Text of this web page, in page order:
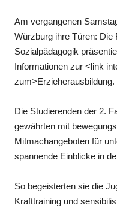
Am vergangenen
Würzburg ihre Türen: Die
Sozialpädagogik
Informationen zur <link
zum>Erzieherausbildung.
Die Studierenden der 2.
gewährten mit
Mitmachangeboten für
spannende Einblicke in
So begeisterten sie die
Krafttraining und